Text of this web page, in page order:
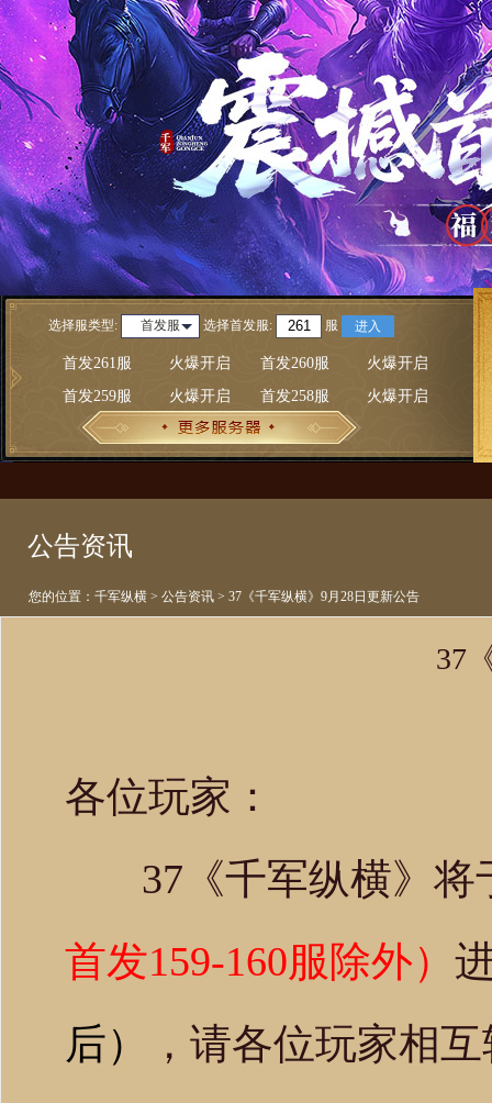
选择服类型: 首发服 选择首发服: 服 进入
首发261服 火爆开启 首发260服
火爆开启
首发259服
火爆开启 首发258服 火爆开启
公告资讯
您的位置： 千军纵横 > 公告资讯 > 37《千军纵横》9月28日更新公告
37
各位玩家：
37《千军纵横》将
首发159-160服除外）
后）
，请各位玩家相